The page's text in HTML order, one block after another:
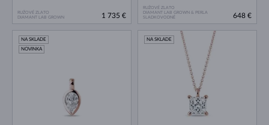
RUŽOVÉ ZLATO
DIAMANT LAB GROWN
1 735 €
RUŽOVÉ ZLATO
DIAMANT LAB GROWN & PERLA
SLADKOVODNÉ
648 €
NA SKLADE
NOVINKA
NA SKLADE